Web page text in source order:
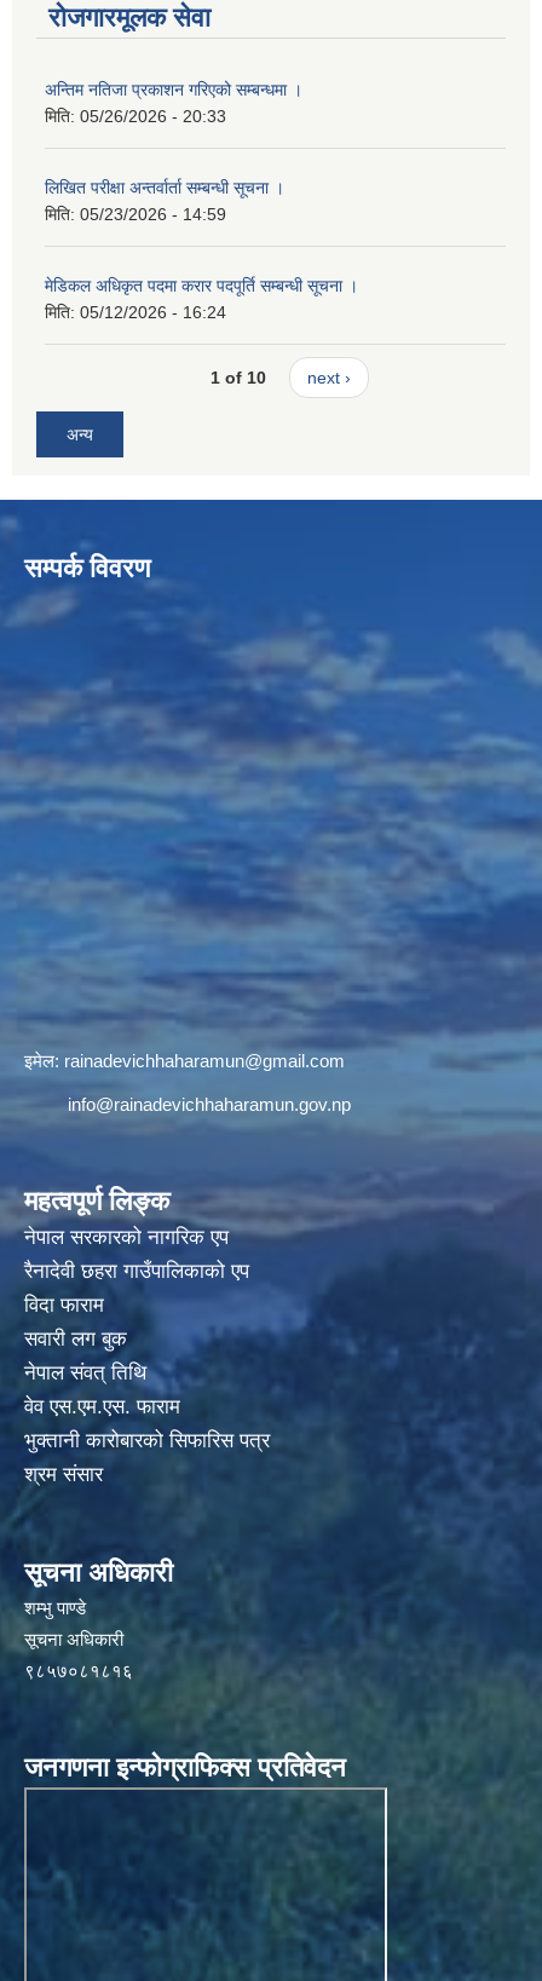
रोजगारमूलक सेवा
अन्तिम नतिजा प्रकाशन गरिएको सम्बन्धमा ।
मिति: 05/26/2026 - 20:33
लिखित परीक्षा अन्तर्वार्ता सम्बन्धी सूचना ।
मिति: 05/23/2026 - 14:59
मेडिकल अधिकृत पदमा करार पदपूर्ति सम्बन्धी सूचना ।
मिति: 05/12/2026 - 16:24
1 of 10 next ›
अन्य
सम्पर्क विवरण
इमेल: rainadevichhaharamun@gmail.com
info@rainadevichhaharamun.gov.np
महत्वपूर्ण लिङ्क
नेपाल सरकारको नागरिक एप
रैनादेवी छहरा गाउँपालिकाको एप
विदा फाराम
सवारी लग बुक
नेपाल संवत् तिथि
वेव एस.एम.एस. फाराम
भुक्तानी कारोबारको सिफारिस पत्र
श्रम संसार
सूचना अधिकारी
शम्भु पाण्डे
सूचना अधिकारी
९८५७०८१८१६
जनगणना इन्फोग्राफिक्स प्रतिवेदन